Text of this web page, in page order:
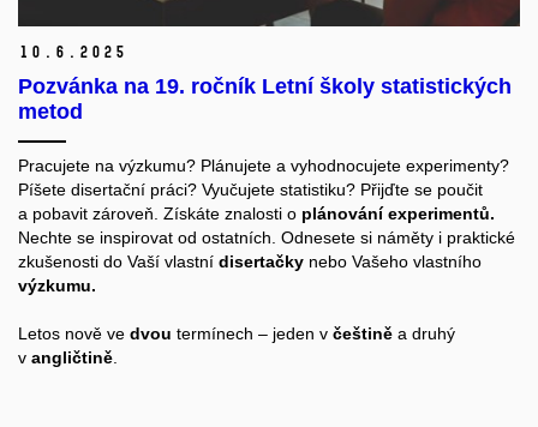
10. 6. 2025
Pozvánka na 19. ročník Letní školy statistických
metod
Pracujete na výzkumu? Plánujete a vyhodnocujete experimenty?
Píšete disertační práci? Vyučujete statistiku? Přijďte se poučit
a pobavit zároveň. Získáte znalosti o plánování experimentů.
Nechte se inspirovat od ostatních. Odnesete si náměty i praktické
zkušenosti do Vaší vlastní disertačky nebo Vašeho vlastního
výzkumu.
Letos nově ve dvou termínech – jeden v češtině a druhý
v angličtině